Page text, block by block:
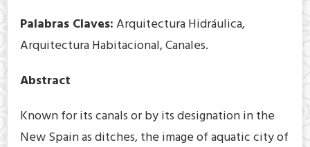
Palabras Claves:Arquitectura Hidráulica,
Arquitectura Habitacional, Canales.
Abstract
Known for its canals or by its designation in the
New Spain as ditches, the image of aquatic city of